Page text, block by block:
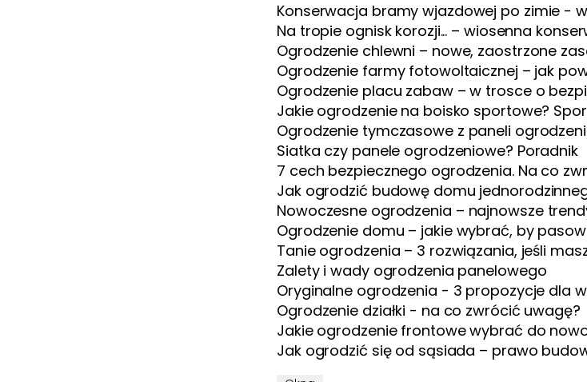
Konserwacja bramy wjazdowej po zimie -
Na tropie ognisk korozji... – wiosenna
Ogrodzenie chlewni – nowe, zaostrzone
Ogrodzenie farmy fotowoltaicznej – jak
Ogrodzenie placu zabaw – w trosce o
Jakie ogrodzenie na boisko sportowe?
Ogrodzenie tymczasowe z paneli
Siatka czy panele ogrodzeniowe? Poradnik
7 cech bezpiecznego ogrodzenia. Na co
Jak ogrodzić budowę domu
Nowoczesne ogrodzenia – najnowsze
Ogrodzenie domu – jakie wybrać, by
Tanie ogrodzenia – 3 rozwiązania, jeśli
Zalety i wady ogrodzenia panelowego
Oryginalne ogrodzenia - 3 propozycje dla
Ogrodzenie działki - na co zwrócić uwagę?
Jakie ogrodzenie frontowe wybrać do
Jak ogrodzić się od sąsiada – prawo